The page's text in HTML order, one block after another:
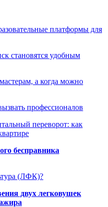
платформы для
становятся удобным
а когда можно
профессионалов
переворот: как
бесправника
(ЛФК)?
двух легковушек